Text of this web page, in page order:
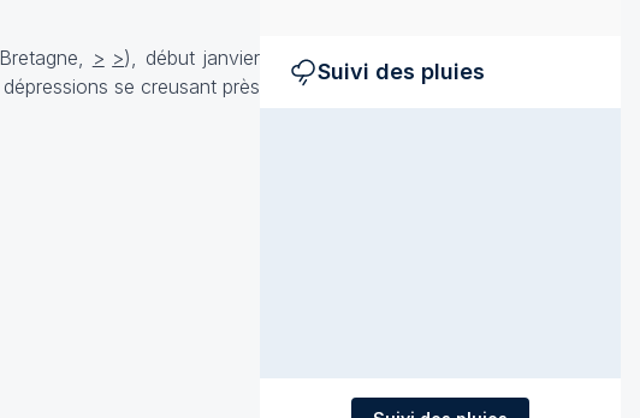
> >), début janvier
se creusant près
Suivi des pluies